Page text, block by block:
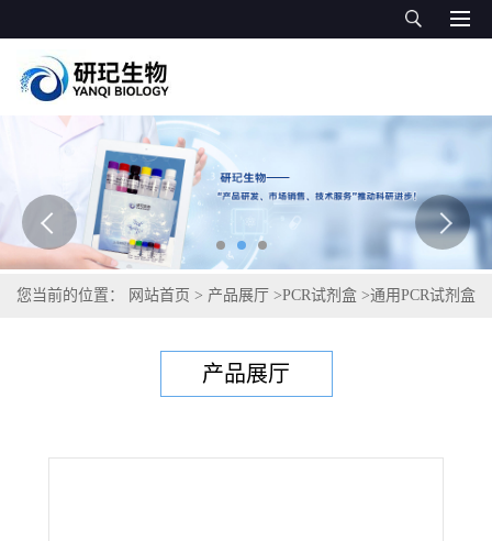
您当前的位置： 网站首页 > 产品展厅 >PCR试剂盒 >通用PCR试剂盒
产品展厅